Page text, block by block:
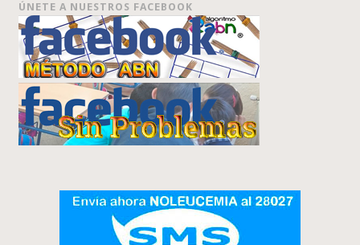
ÚNETE A NUESTROS FACEBOOK